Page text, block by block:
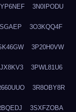
3N0IPODU
3O3KQQ4F
3P20H0VW
3PWL81U6
3R8OBY8R
3SXFZOBA